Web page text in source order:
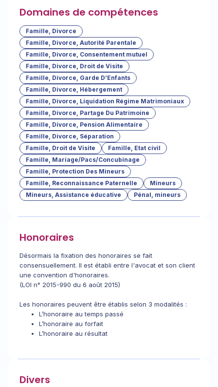
Domaines de compétences
Famille, Divorce
Famille, Divorce, Autorité Parentale
Famille, Divorce, Consentement mutuel
Famille, Divorce, Droit de Visite
Famille, Divorce, Garde D’Enfants
Famille, Divorce, Hébergement
Famille, Divorce, Liquidation Régime Matrimoniaux
Famille, Divorce, Partage Du Patrimoine
Famille, Divorce, Pension Alimentaire
Famille, Divorce, Séparation
Famille, Droit de Visite
Famille, Etat civil
Famille, Mariage/Pacs/Concubinage
Famille, Protection Des Mineurs
Famille, Reconnaissance Paternelle
Mineurs
Mineurs, Assistance éducative
Pénal, mineurs
Honoraires
Désormais la fixation des honoraires se fait
consensuellement. Il est établi entre l'avocat et son client
une convention d'honoraires.
(LOI n° 2015-990 du 6 août 2015)
Les honoraires peuvent être établis selon 3 modalités :
L’honoraire au temps passé
L’honoraire au forfait
L’honoraire au résultat
Divers